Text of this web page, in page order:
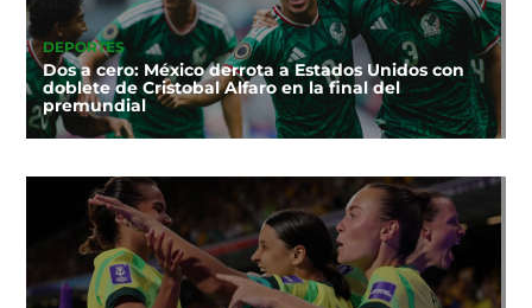
DEPORTES
Dos a cero: México derrota a Estados Unidos con
doblete de Cristobal Alfaro en la final del
premundial